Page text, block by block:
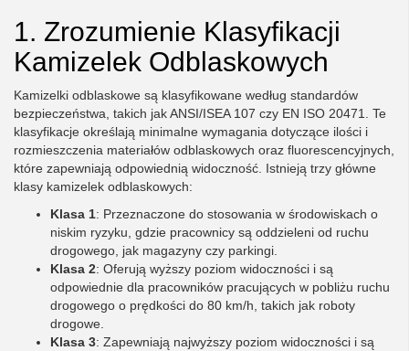
1. Zrozumienie Klasyfikacji
Kamizelek Odblaskowych
Kamizelki odblaskowe są klasyfikowane według standardów
bezpieczeństwa, takich jak ANSI/ISEA 107 czy EN ISO 20471. Te
klasyfikacje określają minimalne wymagania dotyczące ilości i
rozmieszczenia materiałów odblaskowych oraz fluorescencyjnych,
które zapewniają odpowiednią widoczność. Istnieją trzy główne
klasy kamizelek odblaskowych:
Klasa 1: Przeznaczone do stosowania w środowiskach o
niskim ryzyku, gdzie pracownicy są oddzieleni od ruchu
drogowego, jak magazyny czy parkingi.
Klasa 2: Oferują wyższy poziom widoczności i są
odpowiednie dla pracowników pracujących w pobliżu ruchu
drogowego o prędkości do 80 km/h, takich jak roboty
drogowe.
Klasa 3: Zapewniają najwyższy poziom widoczności i są